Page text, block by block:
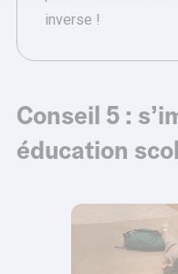
inverse !
Conseil 5 :
éducation